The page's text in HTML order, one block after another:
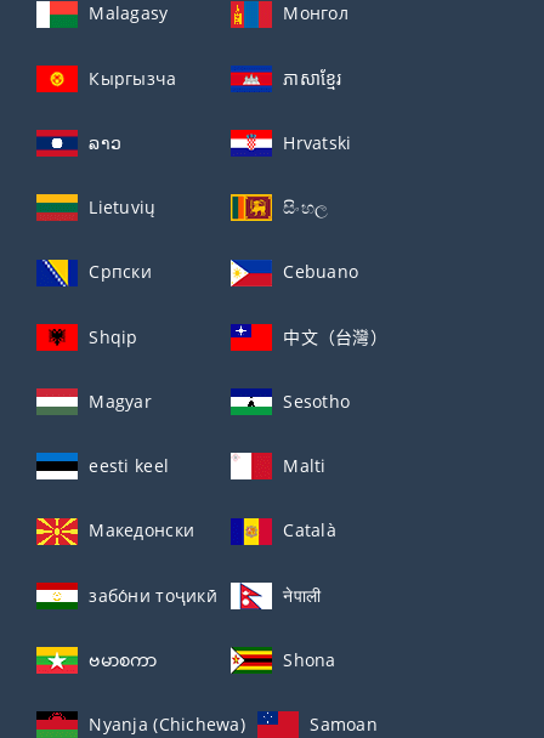
Malagasy Монгол
Кыргызча ភាសាខ្មែរ
ລາວ Hrvatski
Lietuvių සිංහල
Српски Cebuano
Shqip 中文（台灣）
Magyar Sesotho
eesti keel Malti
Македонски Català
забо́ни тоҷикӣ́ नेपाली
ဗမာစကာ Shona
Nyanja (Chichewa) Samoan